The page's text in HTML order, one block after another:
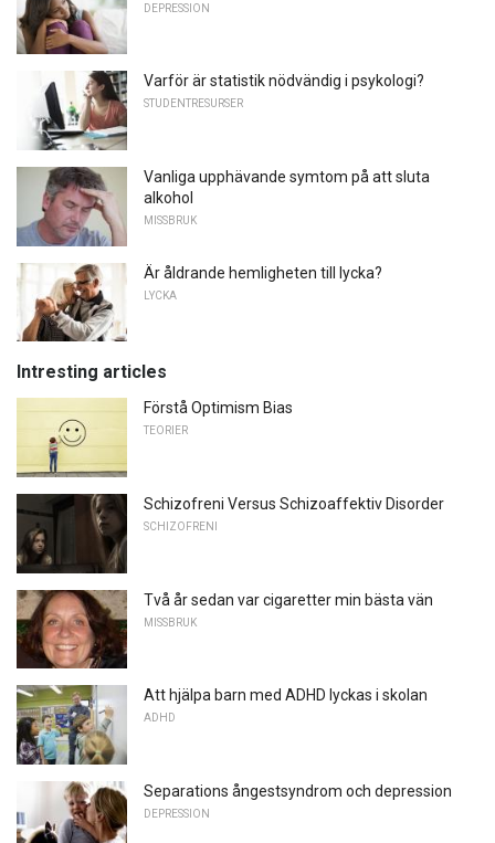
DEPRESSION
Varför är statistik nödvändig i psykologi?
STUDENTRESURSER
Vanliga upphävande symtom på att sluta
alkohol
MISSBRUK
Är åldrande hemligheten till lycka?
LYCKA
Intresting articles
Förstå Optimism Bias
TEORIER
Schizofreni Versus Schizoaffektiv Disorder
SCHIZOFRENI
Två år sedan var cigaretter min bästa vän
MISSBRUK
Att hjälpa barn med ADHD lyckas i skolan
ADHD
Separations ångestsyndrom och depression
DEPRESSION